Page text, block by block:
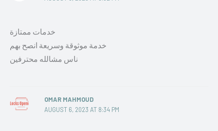
خدمات ممتازة
خدمة موثوقة وسريعة انصح بهم
ناس مشالله محترفين
OMAR MAHMOUD
AUGUST 6, 2023 AT 8:34 PM